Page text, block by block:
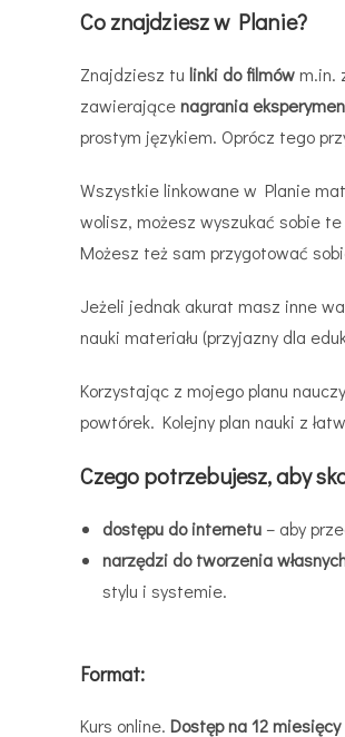
Co znajdziesz w Planie?
Znajdziesz tu linki do filmówm.in.
zawierającenagrania
prostym językiem. Oprócz tego
Wszystkie linkowane w Planie
wolisz, możesz wyszukać sobie
Możesz też sam przygotować
Jeżeli jednak akurat masz inne
nauki materiału (przyjazny dla
Korzystając z mojego planu
powtórek. Kolejny plan nauki z
Czego potrzebujesz, aby
dostępu do internetu – aby
narzędzi do tworzenia
stylu i systemie.
Format:
Kurs online. Dostęp na 12